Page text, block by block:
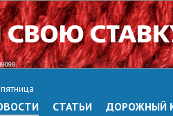
СТАТЬИ ДОРОЖНЫЙ